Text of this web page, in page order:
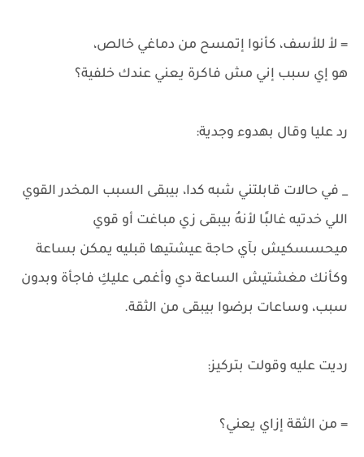
= لأ للأسف، كأنوا إتمسح من دماغي خالص،
هو إي سبب إني مش فاكرة يعني عندك خلفية؟
رد عليا وقال بهدوء وجدية:
_ في حالات قابلتني شبه كدا، بيبقى السبب المخدر القوي
اللي خدتيه غالبًا لأنهُ بيبقى زي مباغت أو قوي
ميحسسكيش بآي حاجة عيشتيها قبليه يمكن بساعة
وكأنك مغشتيش الساعة دي وأغمى عليكِ فاجأة وبدون
سبب، وساعات برضوا بيبقى من الثقة.
رديت عليه وقولت بتركيز:
= من الثقة إزاي يعني؟